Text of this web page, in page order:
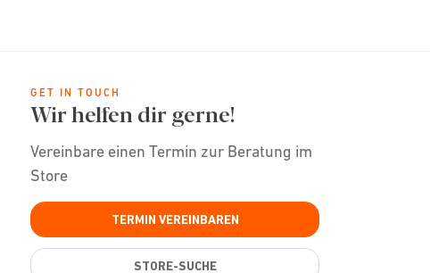
GET IN TOUCH
Wir helfen dir gerne!
Vereinbare einen Termin zur Beratung im
Store
TERMIN VEREINBAREN
STORE-SUCHE